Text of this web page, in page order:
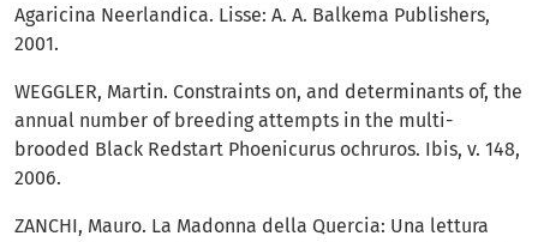
Agaricina Neerlandica. Lisse: A. A. Balkema Publishers,
2001.
WEGGLER, Martin. Constraints on, and determinants of, the
annual number of breeding attempts in the multi-
brooded Black Redstart Phoenicurus ochruros. Ibis, v. 148,
2006.
ZANCHI, Mauro. La Madonna della Quercia: Una lettura